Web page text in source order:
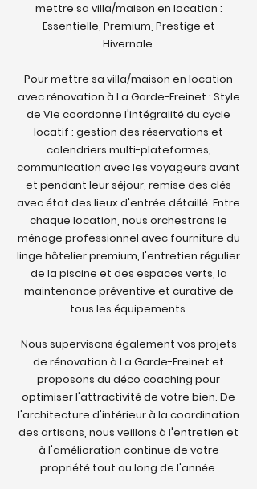
mettre sa villa/maison en location :
Essentielle, Premium, Prestige et
Hivernale.
Pour mettre sa villa/maison en location
avec rénovation à La Garde-Freinet : Style
de Vie coordonne l'intégralité du cycle
locatif : gestion des réservations et
calendriers multi-plateformes,
communication avec les voyageurs avant
et pendant leur séjour, remise des clés
avec état des lieux d'entrée détaillé. Entre
chaque location, nous orchestrons le
ménage professionnel avec fourniture du
linge hôtelier premium, l'entretien régulier
de la piscine et des espaces verts, la
maintenance préventive et curative de
tous les équipements.
Nous supervisons également vos projets
de rénovation à La Garde-Freinet et
proposons du déco coaching pour
optimiser l'attractivité de votre bien. De
l'architecture d'intérieur à la coordination
des artisans, nous veillons à l'entretien et
à l'amélioration continue de votre
propriété tout au long de l'année.